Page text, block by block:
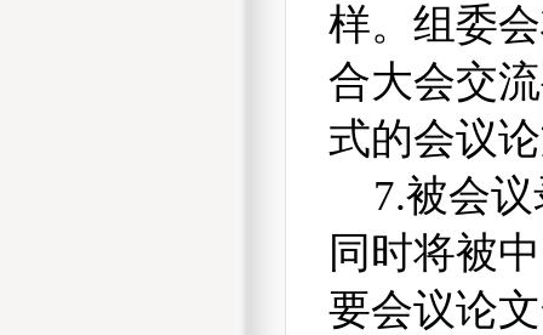
样。组委
合大会交
式的会议
7.被会
同时将被
要会议论